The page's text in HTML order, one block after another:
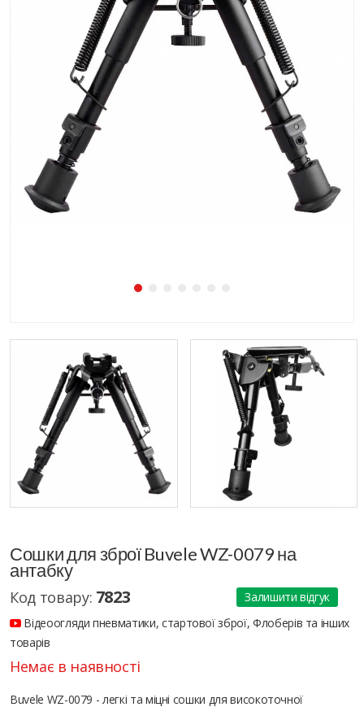
Сошки для зброї Buvele WZ-0079 на
антабку
Код товару: 7823
Залишити відгук
Відеоогляди пневматики, стартової зброї, Флоберів та інших
товарів
Немає в наявності
Buvele WZ-0079 - легкі та міцні сошки для високоточної